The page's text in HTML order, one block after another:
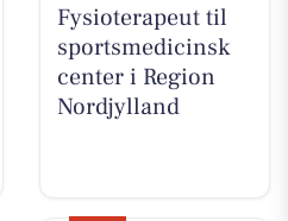
Fysioterapeut til
sportsmedicinsk
center i Region
Nordjylland